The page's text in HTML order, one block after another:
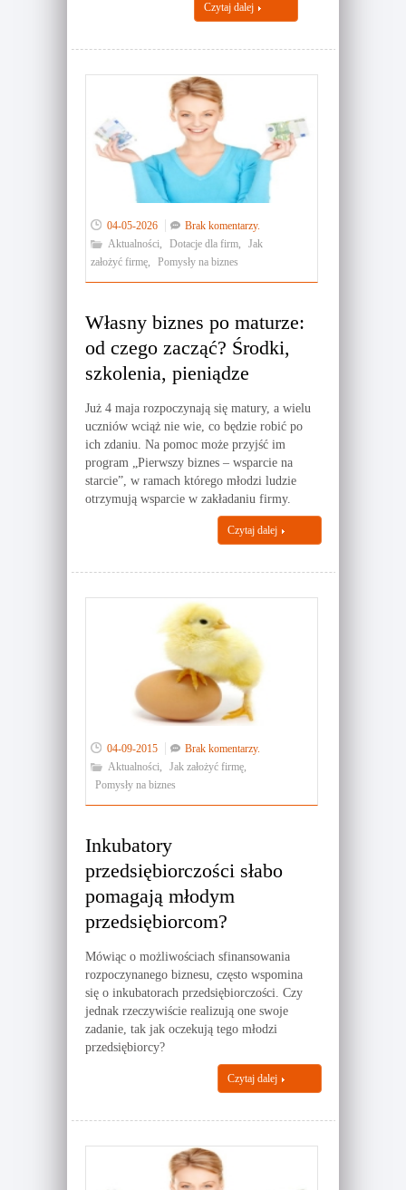
Czytaj dalej
04-05-2026
Brak komentarzy.
Aktualności, Dotacje dla firm,
Jak
założyć firmę, Pomysły na biznes
Własny biznes po maturze:
od czego zacząć? Środki,
szkolenia, pieniądze
Już 4 maja rozpoczynają się matury, a wielu
uczniów wciąż nie wie, co będzie robić po
ich zdaniu. Na pomoc może przyjść im
program „Pierwszy biznes – wsparcie na
starcie”, w ramach którego młodzi ludzie
otrzymują wsparcie w zakładaniu firmy.
Czytaj dalej
04-09-2015
Brak komentarzy.
Aktualności, Jak założyć firmę,
Pomysły na biznes
Inkubatory
przedsiębiorczości słabo
pomagają młodym
przedsiębiorcom?
Mówiąc o możliwościach sfinansowania
rozpoczynanego biznesu, często wspomina
się o inkubatorach przedsiębiorczości. Czy
jednak rzeczywiście realizują one swoje
zadanie, tak jak oczekują tego młodzi
przedsiębiorcy?
Czytaj dalej